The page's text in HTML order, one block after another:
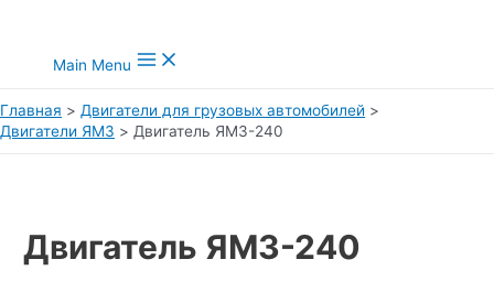
Main Menu
Главная
Двигатели для грузовых автомобилей
Двигатели ЯМЗ
Двигатель ЯМЗ-240
Двигатель ЯМЗ-240